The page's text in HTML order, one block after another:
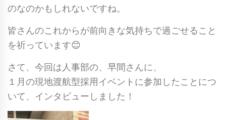
のなのかもしれないですね。
皆さんのこれからが前向きな気持ちで過ごせること
を祈っています😊
さて、今回は人事部の、早間さんに、
１月の現地渡航型採用イベントに参加したことにつ
いて、インタビューしました！